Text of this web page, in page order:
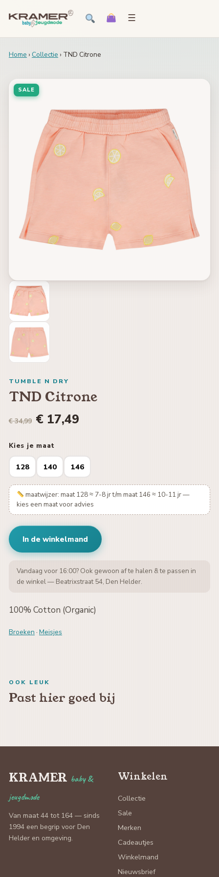
☰
Home › Collectie › TND Citrone
SALE
TUMBLE N DRY
TND Citrone
€ 34,99 € 17,49
Kies je maat
128 140 146
maatwijzer: maat 128 ≈ 7-8 jr t/m maat 146 ≈ 10-11 jr —
kies een maat voor advies
In de winkelmand
Vandaag voor 16:00? Ook gewoon af te halen & te passen in
de winkel — Beatrixstraat 54, Den Helder.
100% Cotton (Organic)
Broeken · Meisjes
OOK LEUK
Past hier goed bij
KRAMER baby &
jeugdmode
Van maat 44 tot 164 — sinds
1994 een begrip voor Den
Helder en omgeving.
Winkelen
Collectie
Sale
Merken
Cadeautjes
Winkelmand
Nieuwsbrief